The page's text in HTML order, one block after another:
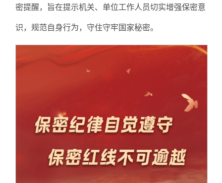
密提醒，旨在提示机关、单位工作人员切实增强保密意
识，规范自身行为，守住守牢国家秘密。